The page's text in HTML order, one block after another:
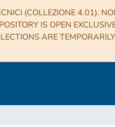
(COLLEZIONE 4.01).
IS OPEN
ARE